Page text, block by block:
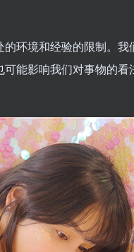
环境和经验的限制。
能影响我们对事物的